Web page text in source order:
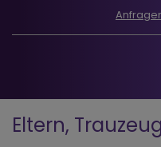
Eltern,